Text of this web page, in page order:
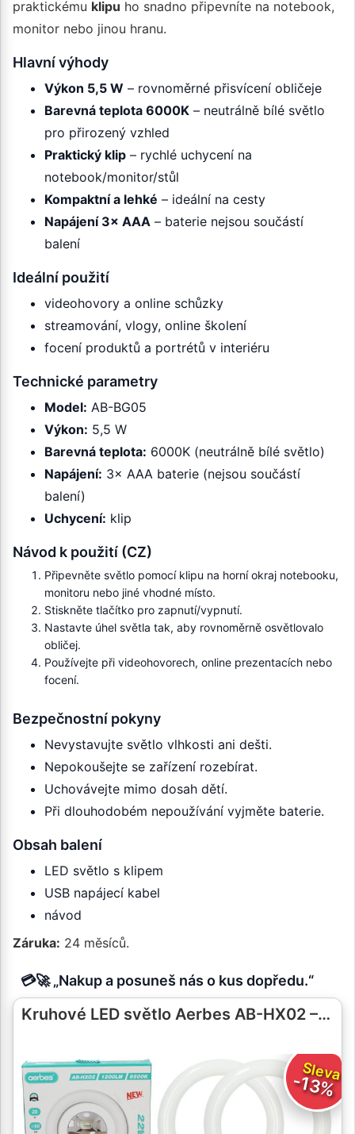
praktickému klipu ho snadno připevníte na notebook,
monitor nebo jinou hranu.
Hlavní výhody
Výkon 5,5 W – rovnoměrné přisvícení obličeje
Barevná teplota 6000K – neutrálně bílé světlo
pro přirozený vzhled
Praktický klip – rychlé uchycení na
notebook/monitor/stůl
Kompaktní a lehké – ideální na cesty
Napájení 3× AAA – baterie nejsou součástí
balení
Ideální použití
videohovory a online schůzky
streamování, vlogy, online školení
focení produktů a portrétů v interiéru
Technické parametry
Model: AB-BG05
Výkon: 5,5 W
Barevná teplota: 6000K (neutrálně bílé světlo)
Napájení: 3× AAA baterie (nejsou součástí
balení)
Uchycení: klip
Návod k použití (CZ)
Připevněte světlo pomocí klipu na horní okraj notebooku,
monitoru nebo jiné vhodné místo.
Stiskněte tlačítko pro zapnutí/vypnutí.
Nastavte úhel světla tak, aby rovnoměrně osvětlovalo
obličej.
Používejte při videohovorech, online prezentacích nebo
focení.
Bezpečnostní pokyny
Nevystavujte světlo vlhkosti ani dešti.
Nepokoušejte se zařízení rozebírat.
Uchovávejte mimo dosah dětí.
Při dlouhodobém nepoužívání vyjměte baterie.
Obsah balení
LED světlo s klipem
USB napájecí kabel
návod
Záruka: 24 měsíců.
💳🚀 „Nakup a posuneš nás o kus dopředu.“
Kruhové LED světlo Aerbes AB-HX02 –…
Sleva
-13%